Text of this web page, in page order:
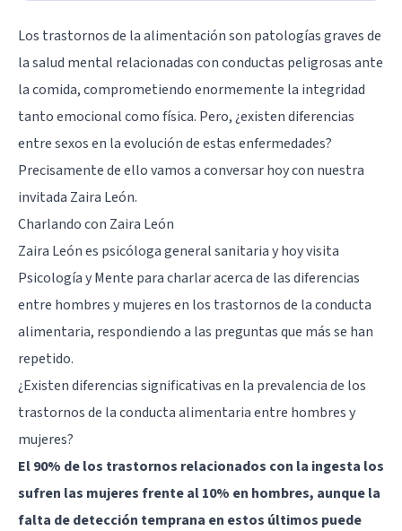
Los trastornos de la alimentación son patologías graves de
la salud mental relacionadas con conductas peligrosas ante
la comida, comprometiendo enormemente la integridad
tanto emocional como física. Pero, ¿existen diferencias
entre sexos en la evolución de estas enfermedades?
Precisamente de ello vamos a conversar hoy con nuestra
invitada Zaira León.
Charlando con Zaira León
Zaira León es psicóloga general sanitaria y hoy visita
Psicología y Mente para charlar acerca de las diferencias
entre hombres y mujeres en los trastornos de la conducta
alimentaria, respondiendo a las preguntas que más se han
repetido.
¿Existen diferencias significativas en la prevalencia de los
trastornos de la conducta alimentaria entre hombres y
mujeres?
El 90% de los trastornos relacionados con la ingesta los
sufren las mujeres frente al 10% en hombres, aunque la
falta de detección temprana en estos últimos puede